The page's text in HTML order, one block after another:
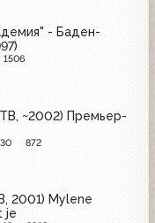
- Баден-
1506
~2002) Премьер-
872
2001) Mylene
je